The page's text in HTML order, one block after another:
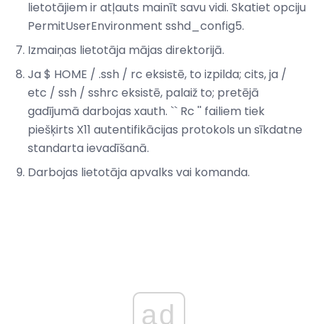
lietotājiem ir atļauts mainīt savu vidi. Skatiet opciju
PermitUserEnvironment sshd_config5.
Izmaiņas lietotāja mājas direktorijā.
Ja $ HOME / .ssh / rc eksistē, to izpilda; cits, ja /
etc / ssh / sshrc eksistē, palaiž to; pretējā
gadījumā darbojas xauth. `` Rc '' failiem tiek
piešķirts X11 autentifikācijas protokols un sīkdatne
standarta ievadīšanā.
Darbojas lietotāja apvalks vai komanda.
ad